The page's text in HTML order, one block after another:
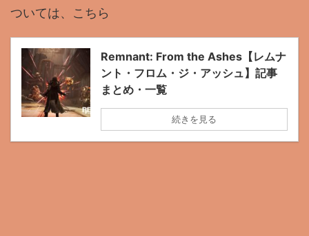
ついては、こちら
Remnant: From the Ashes【レムナ
ント・フロム・ジ・アッシュ】記事
まとめ・一覧
続きを見る